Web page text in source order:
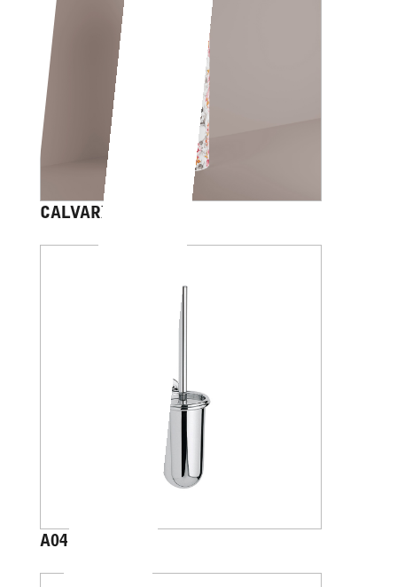
CALVARIAM
A04140